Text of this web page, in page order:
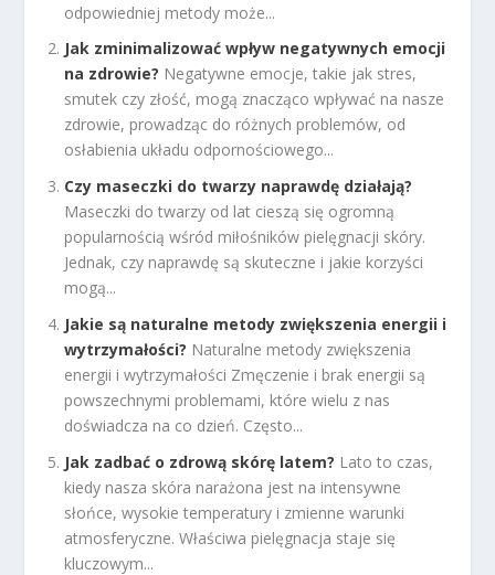
odpowiedniej metody może...
Jak zminimalizować wpływ negatywnych emocji
na zdrowie? Negatywne emocje, takie jak stres,
smutek czy złość, mogą znacząco wpływać na nasze
zdrowie, prowadząc do różnych problemów, od
osłabienia układu odpornościowego...
Czy maseczki do twarzy naprawdę działają?
Maseczki do twarzy od lat cieszą się ogromną
popularnością wśród miłośników pielęgnacji skóry.
Jednak, czy naprawdę są skuteczne i jakie korzyści
mogą...
Jakie są naturalne metody zwiększenia energii i
wytrzymałości? Naturalne metody zwiększenia
energii i wytrzymałości Zmęczenie i brak energii są
powszechnymi problemami, które wielu z nas
doświadcza na co dzień. Często...
Jak zadbać o zdrową skórę latem? Lato to czas,
kiedy nasza skóra narażona jest na intensywne
słońce, wysokie temperatury i zmienne warunki
atmosferyczne. Właściwa pielęgnacja staje się
kluczowym...